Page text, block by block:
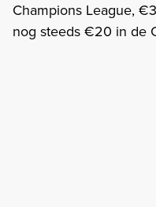
Champions League,
nog steeds €20 in de